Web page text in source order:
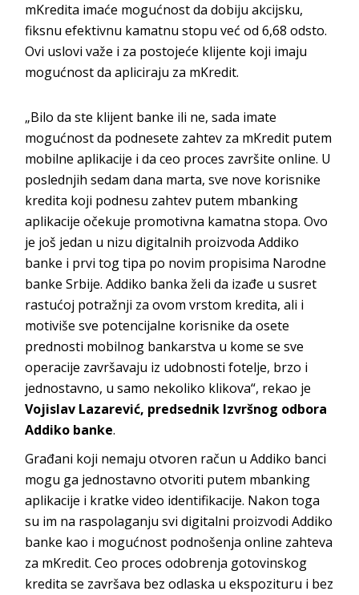
mKredita imaće mogućnost da dobiju akcijsku,
fiksnu efektivnu kamatnu stopu već od 6,68 odsto.
Ovi uslovi važe i za postojeće klijente koji imaju
mogućnost da apliciraju za mKredit.
„Bilo da ste klijent banke ili ne, sada imate
mogućnost da podnesete zahtev za mKredit putem
mobilne aplikacije i da ceo proces završite online. U
poslednjih sedam dana marta, sve nove korisnike
kredita koji podnesu zahtev putem mbanking
aplikacije očekuje promotivna kamatna stopa. Ovo
je još jedan u nizu digitalnih proizvoda Addiko
banke i prvi tog tipa po novim propisima Narodne
banke Srbije. Addiko banka želi da izađe u susret
rastućoj potražnji za ovom vrstom kredita, ali i
motiviše sve potencijalne korisnike da osete
prednosti mobilnog bankarstva u kome se sve
operacije završavaju iz udobnosti fotelje, brzo i
jednostavno, u samo nekoliko klikova“, rekao je
Vojislav Lazarević, predsednik Izvršnog odbora
Addiko banke.
Građani koji nemaju otvoren račun u Addiko banci
mogu ga jednostavno otvoriti putem mbanking
aplikacije i kratke video identifikacije. Nakon toga
su im na raspolaganju svi digitalni proizvodi Addiko
banke kao i mogućnost podnošenja online zahteva
za mKredit. Ceo proces odobrenja gotovinskog
kredita se završava bez odlaska u ekspozituru i bez